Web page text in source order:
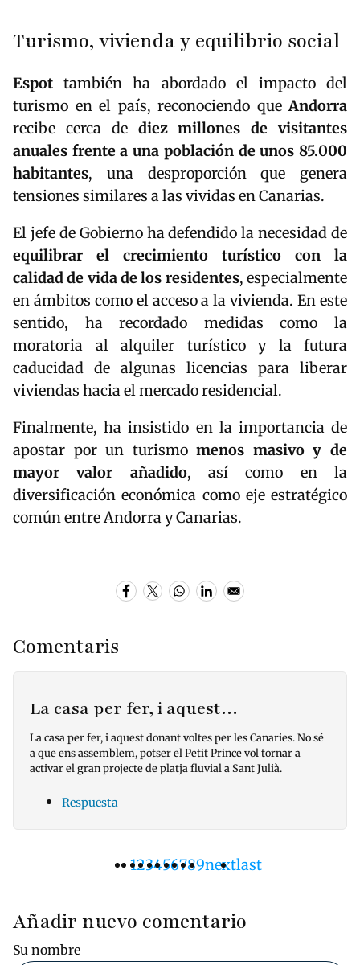
Turismo, vivienda y equilibrio social
Espot también ha abordado el impacto del
turismo en el país, reconociendo queAndorra
recibe cerca de diez millones de visitantes
anuales frente a una población de unos 85.000
habitantes, una desproporción que genera
tensiones similares a las vividas en Canarias.
El jefe de Gobierno ha defendido la necesidad de
equilibrar el crecimiento turístico con la
calidad de vida de los residentes, especialmente
en ámbitos como el acceso a la vivienda. En este
sentido, ha recordado medidas como la
moratoria al alquiler turístico y la futura
caducidad de algunas licencias para liberar
viviendas hacia el mercado residencial.
Finalmente, ha insistido en la importancia de
apostar por un turismomenos masivo y de
mayor valor añadido, así como en la
diversificación económica como eje estratégico
común entre Andorra y Canarias.
Comentaris
La casa per fer, i aquest…
La casa per fer, i aquest donant voltes per les Canaries. No sé
a que ens assemblem, potser el Petit Prince vol tornar a
activar el gran projecte de platja fluvial a Sant Julià.
Respuesta
Página
1Pàgina
2Pàgina
3Pàgina
4Pàgina
5Pàgina
6Pàgina
7Pàgina
8Pàgina
9Siguiente
nextÚltima
last
Añadir nuevo comentario
Su nombre